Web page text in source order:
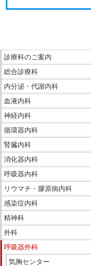
で
本
文
で
す。
こ
こ
か
ら
サ
イ
ド
メ
ニ
ュ
ー
で
す。
診療科のご案内
総合診療科
内分泌・代謝内科
血液内科
神経内科
循環器内科
腎臓内科
消化器内科
呼吸器内科
リウマチ・膠原病内科
感染症内科
精神科
外科
呼吸器外科
気胸センター